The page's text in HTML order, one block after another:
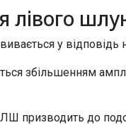
лівого
у відповідь
збільшенням
призводить до